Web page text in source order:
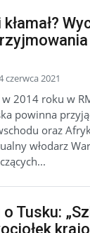
czerwca 2021
w 2014 roku w
powinna
oraz
włodarz
Tusku: